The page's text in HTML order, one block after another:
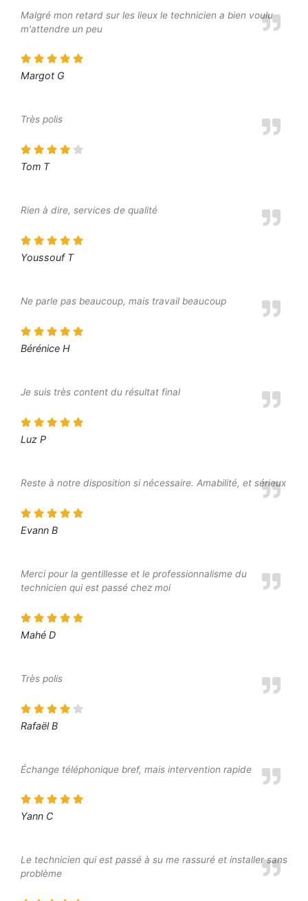
Malgré mon retard sur les lieux le technicien a bien voulu
m'attendre un peu
Margot G
Très polis
Tom T
Rien à dire, services de qualité
Youssouf T
Ne parle pas beaucoup, mais travail beaucoup
Bérénice H
Je suis très content du résultat final
Luz P
Reste à notre disposition si nécessaire. Amabilité, et sérieux
Evann B
Merci pour la gentillesse et le professionnalisme du
technicien qui est passé chez moi
Mahé D
Très polis
Rafaël B
Échange téléphonique bref, mais intervention rapide
Yann C
Le technicien qui est passé à su me rassuré et installer sans
problème